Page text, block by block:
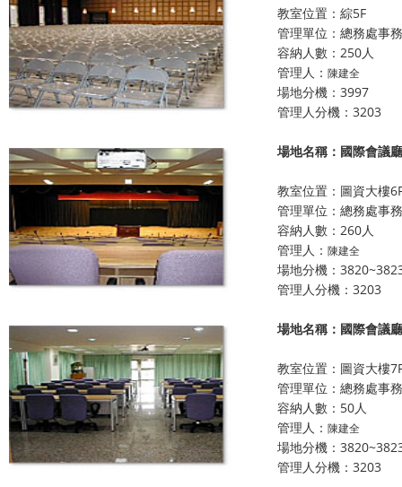
教室位置：綜5F
管理單位：總務處事
容納人數：250人
管理人： 陳建全
場地分機：3997
管理人分機：3203
場地名稱：國際會議
教室位置：圖資大樓
管理單位：總務處事
容納人數：260人
管理人： 陳建全
場地分機：
管理人分機：3203
場地名稱：國際會議
教室位置：圖資大樓
管理單位：總務處事
容納人數：50人
管理人： 陳建全
場地分機：
管理人分機：3203